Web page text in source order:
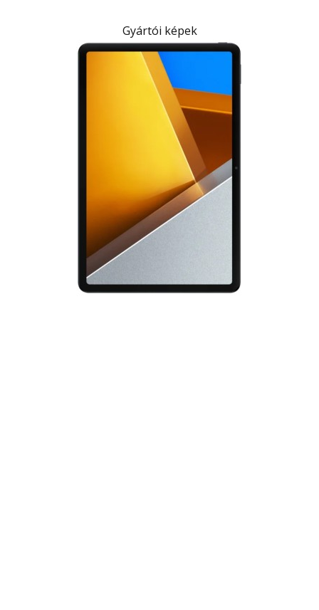
Gyártói képek